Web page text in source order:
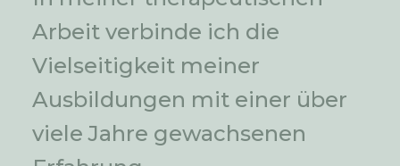
Arbeit verbinde ich die
Vielseitigkeit meiner
Ausbildungen mit einer über
viele Jahre gewachsenen